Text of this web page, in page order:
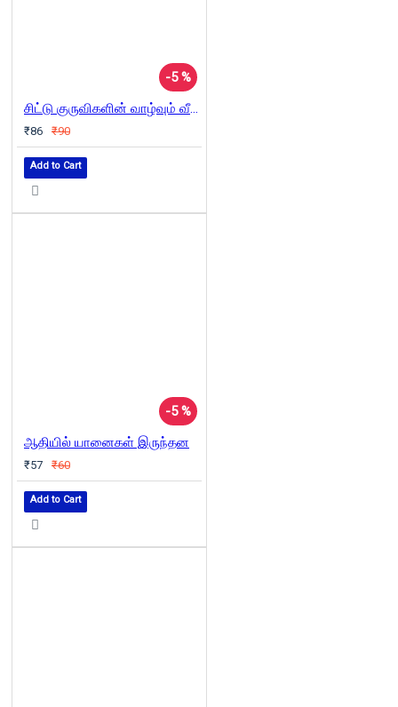
-5 %
சிட்டு குருவிகளின் வாழ்வும் வீழ்ச்சியும்
₹86 ₹90
Add to Cart
-5 %
ஆதியில் யானைகள் இருந்தன
₹57 ₹60
Add to Cart